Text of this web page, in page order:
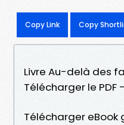
Copy Link Copy
Livre Au-delà des
Télécharger le PDF
Télécharger